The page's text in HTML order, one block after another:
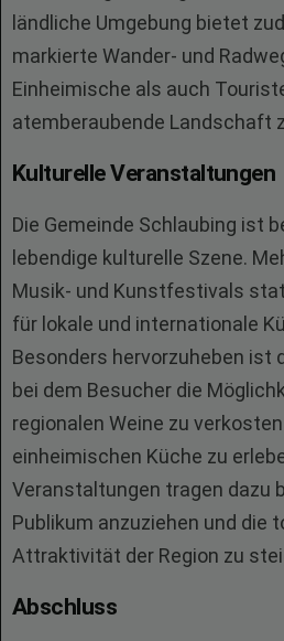
ländliche Umgebung bietet
markierte Wander- und
Einheimische als auch
atemberaubende Landschaft
Kulturelle Veranstaltungen
Die Gemeinde Schlaubing ist
lebendige kulturelle Szene.
Musik- und Kunstfestivals
für lokale und internationale
Besonders hervorzuheben ist
bei dem Besucher die
regionalen Weine zu
einheimischen Küche zu
Veranstaltungen tragen dazu
Publikum anzuziehen und die
Attraktivität der Region zu
Abschluss